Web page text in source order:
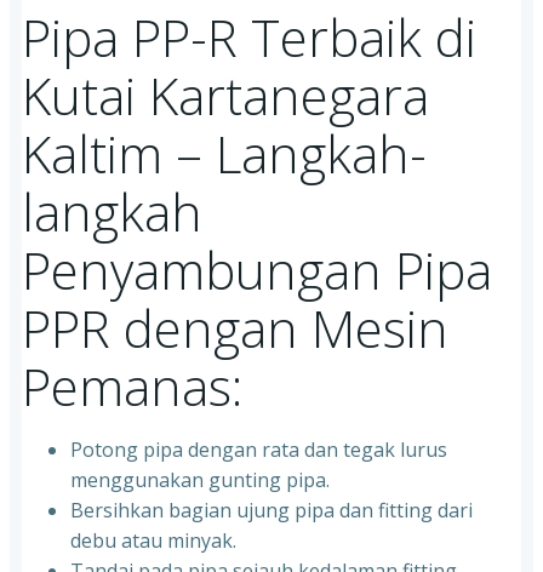
Pipa PP-R Terbaik di
Kutai Kartanegara
Kaltim – Langkah-
langkah
Penyambungan Pipa
PPR dengan Mesin
Pemanas:
Potong pipa dengan rata dan tegak lurus
menggunakan gunting pipa.
Bersihkan bagian ujung pipa dan fitting dari
debu atau minyak.